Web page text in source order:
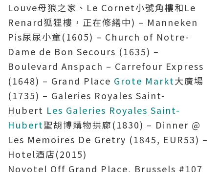
Louve母狼之家、Le Cornet小號角樓和Le
Renard狐狸樓，正在修繕中) – Manneken
Pis尿尿小童(1605) – Church of Notre-
Dame de Bon Secours (1635) –
Boulevard Anspach – Carrefour Express
(1648) – Grand Place Grote Markt大廣場
(1735) – Galeries Royales Saint-
Hubert Les Galeries Royales Saint-
Hubert聖胡博購物拱廊(1830) – Dinner @
Les Memoires De Gretry (1845, EUR53) –
Hotel酒店(2015)
Novotel Off Grand Place, Brussels #107